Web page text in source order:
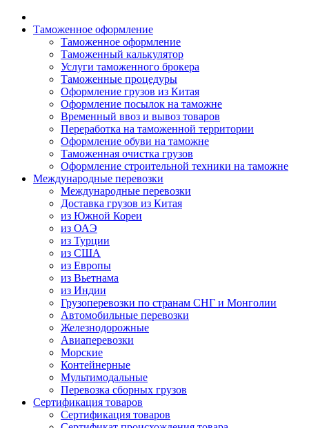
Таможенное оформление
Таможенное оформление
Таможенный калькулятор
Услуги таможенного брокера
Таможенные процедуры
Оформление грузов из Китая
Оформление посылок на таможне
Временный ввоз и вывоз товаров
Переработка на таможенной территории
Оформление обуви на таможне
Таможенная очистка грузов
Оформление строительной техники на таможне
Международные перевозки
Международные перевозки
Доставка грузов из Китая
из Южной Кореи
из ОАЭ
из Турции
из США
из Европы
из Вьетнама
из Индии
Грузоперевозки по странам СНГ и Монголии
Автомобильные перевозки
Железнодорожные
Авиаперевозки
Морские
Контейнерные
Мультимодальные
Перевозка сборных грузов
Сертификация товаров
Сертификация товаров